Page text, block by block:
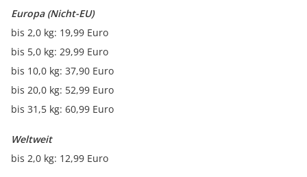
Europa (Nicht-EU)
bis 2,0 kg: 19,99 Euro
bis 5,0 kg: 29,99 Euro
bis 10,0 kg: 37,90 Euro
bis 20,0 kg: 52,99 Euro
bis 31,5 kg: 60,99 Euro
Weltweit
bis 2,0 kg: 12,99 Euro